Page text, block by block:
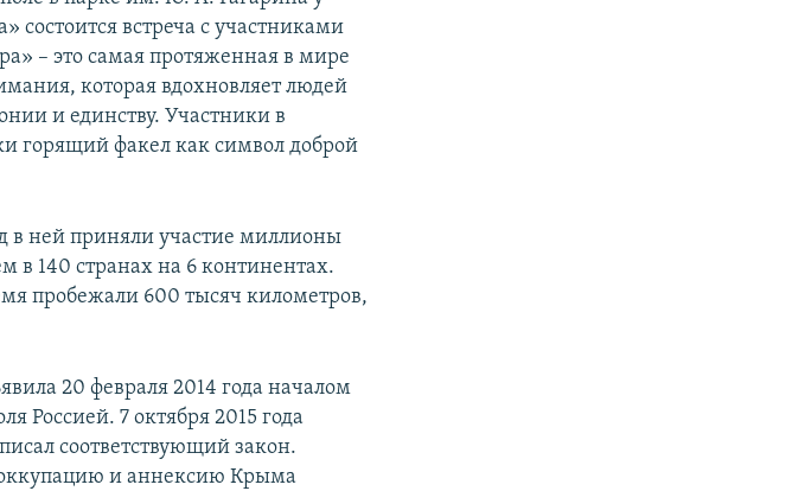
состоится встреча с участниками
– это самая протяженная в мире
которая вдохновляет людей
и единству. Участники в
горящий факел как символ доброй
в ней приняли участие миллионы
в 140 странах на 6 континентах.
пробежали 600 тысяч километров,
20 февраля 2014 года началом
Россией. 7 октября 2015 года
соответствующий закон.
и аннексию Крыма